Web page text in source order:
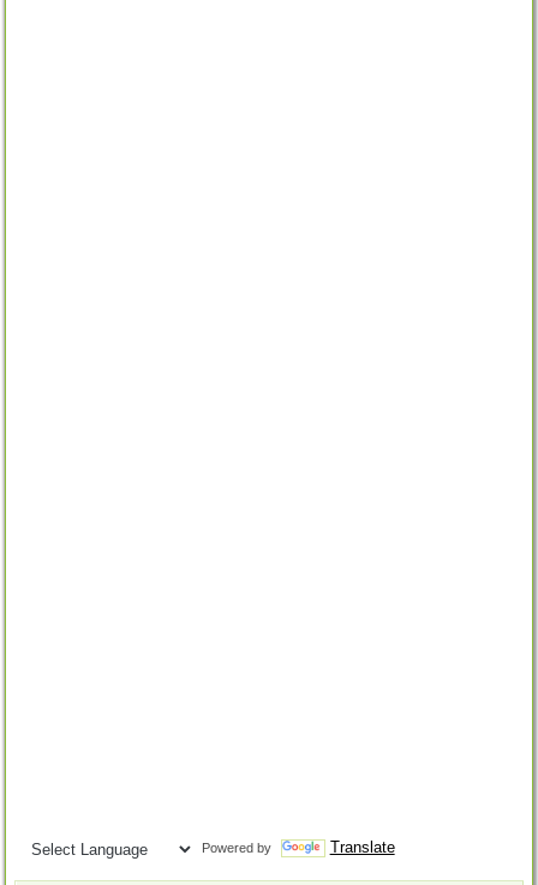
Powered by Translate